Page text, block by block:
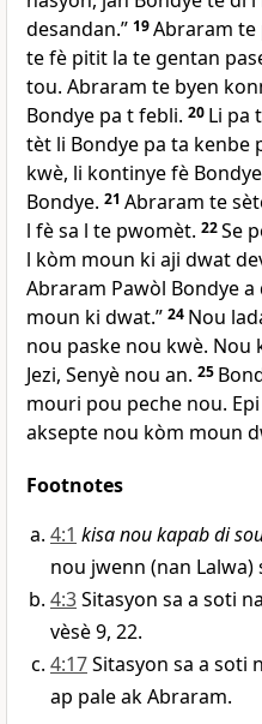
desandan.” 19Abraram te
te fè pitit la te gentan
tou. Abraram te byen
Bondye pa t febli. 20 Li pa
tèt li Bondye pa ta kenbe
kwè, li kontinye fè
Bondye. 21 Abraram te
l fè sa l te pwomèt. 22Se
l kòm moun ki aji dwat
Abraram Pawòl Bondye
moun ki dwat.” 24 Nou
nou paske nou kwè. Nou
Jezi, Senyè nou an. 25
mouri pou peche nou.
aksepte nou kòm moun
Footnotes
4:1 kisa nou kapab di
nou jwenn (nan Lalwa)
4:3Sitasyon sa a soti
vèsè 9, 22.
4:17Sitasyon sa a soti
ap pale ak Abraram.